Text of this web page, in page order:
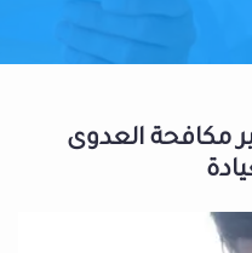
مكافحة العدوى